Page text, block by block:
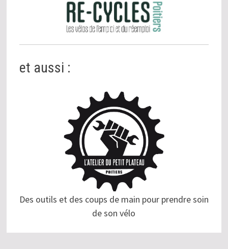
et aussi :
Des outils et des coups de main pour prendre soin
de son vélo